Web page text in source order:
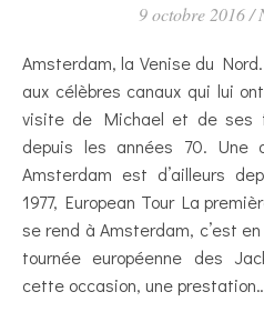
9 octobre 2016 /
Amsterdam, la Venise du Nord. La capitale des Pays Bas,
aux célèbres canaux qui lui
visite de Michael et de ses
depuis les années 70.
Amsterdam est d’ailleurs
1977, European Tour La
se rend à Amsterdam, c’est en
tournée européenne des
cette occasion, une